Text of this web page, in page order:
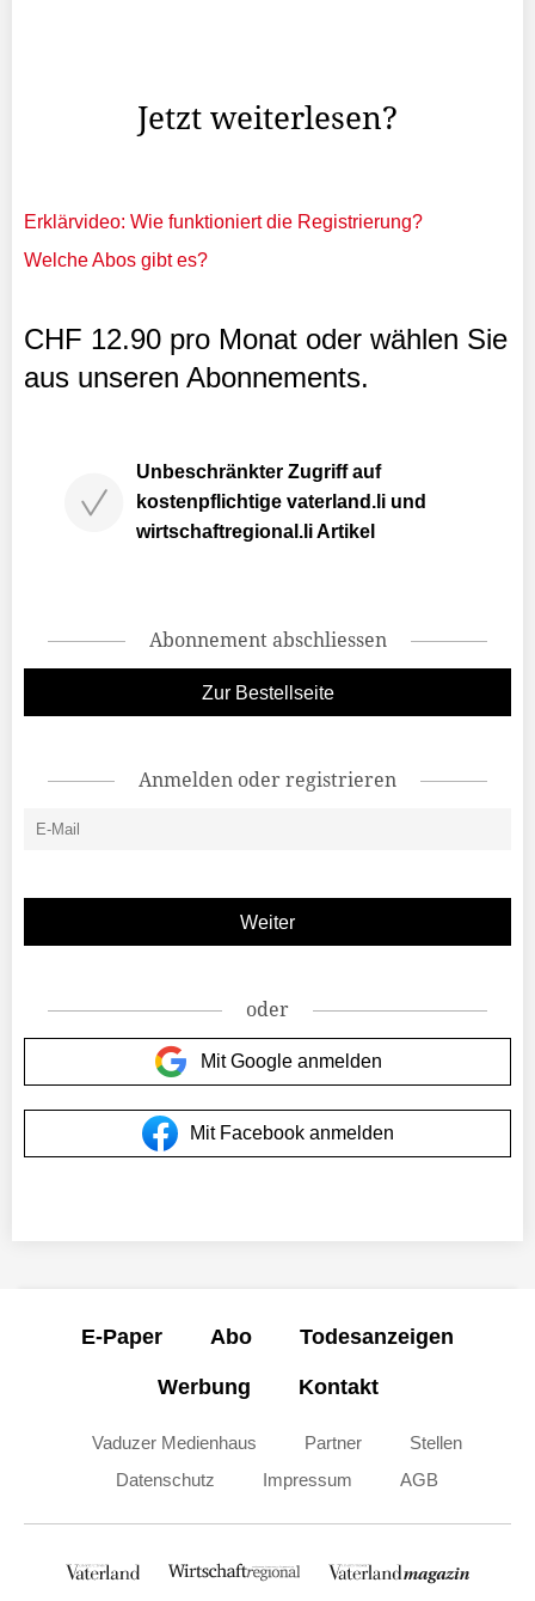
Jetzt weiterlesen?
Erklärvideo: Wie funktioniert die Registrierung?
Welche Abos gibt es?
CHF 12.90 pro Monat oder wählen Sie
aus unseren Abonnements.
Unbeschränkter Zugriff auf
kostenpflichtige vaterland.li und
wirtschaftregional.li Artikel
Abonnement abschliessen
Zur Bestellseite
Anmelden oder registrieren
oder
Mit Google anmelden
Mit Facebook anmelden
E-Paper Abo Todesanzeigen
Werbung Kontakt
Vaduzer Medienhaus Partner
Stellen
Datenschutz
Impressum AGB